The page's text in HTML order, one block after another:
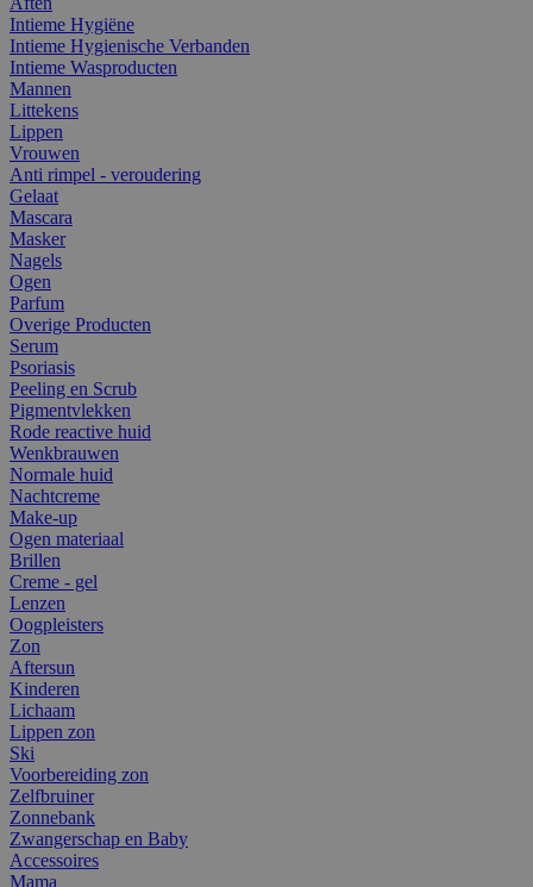
Intieme Hygiëne
Intieme Hygienische Verbanden
Intieme Wasproducten
Mannen
Littekens
Lippen
Vrouwen
Anti rimpel - veroudering
Gelaat
Mascara
Masker
Nagels
Ogen
Parfum
Overige Producten
Serum
Psoriasis
Peeling en Scrub
Pigmentvlekken
Rode reactive huid
Wenkbrauwen
Normale huid
Nachtcreme
Make-up
Ogen materiaal
Brillen
Creme - gel
Lenzen
Oogpleisters
Zon
Aftersun
Kinderen
Lichaam
Lippen zon
Ski
Voorbereiding zon
Zelfbruiner
Zonnebank
Zwangerschap en Baby
Accessoires
Mama